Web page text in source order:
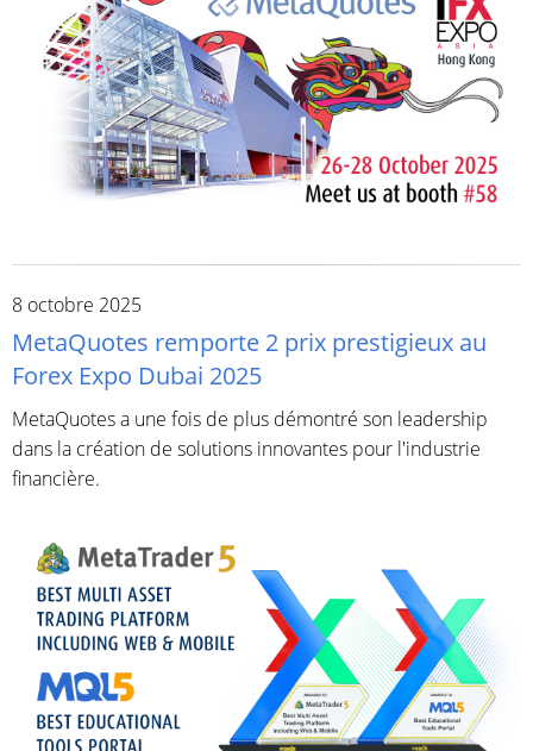
8 octobre 2025
MetaQuotes remporte 2 prix prestigieux au
Forex Expo Dubai 2025
MetaQuotes a une fois de plus démontré son leadership
dans la création de solutions innovantes pour l'industrie
financière.